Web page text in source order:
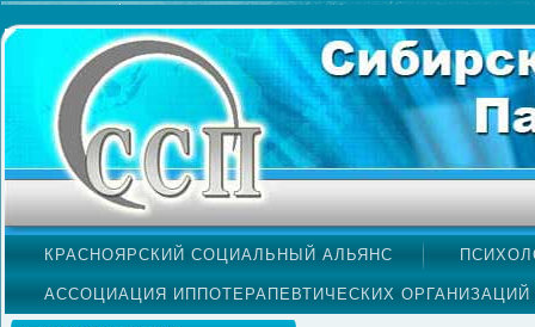
КРАСНОЯРСКИЙ СОЦИАЛЬНЫЙ АЛЬЯНС
АССОЦИАЦИЯ ИППОТЕРАПЕВТИЧЕСКИХ